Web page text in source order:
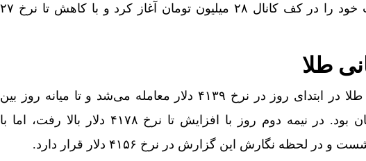
هر سکه گرمی نیز معاملات خود را در کف کانال ۲۸ میلیون تومان آغاز کرد و با کاهش تا نرخ ۲۷
طلا
در بازار جهانی، قیمت انس طلا در ابتدای روز در نرخ ۴۱۳۹ دلار معامله می‌شد و تا میانه روز بین
۴۱۱۹ تا ۴۱۳۹ دلار در نوسان بود. در نیمه دوم روز با افزایش تا نرخ ۴۱۷۸ دلار بالا رفت، اما با
نگارش این گزارش در نرخ ۴۱۵۶ دلار قرار دارد.